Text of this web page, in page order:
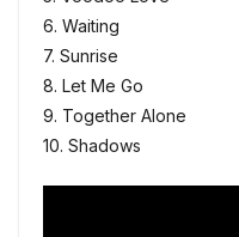
6. Waiting
7. Sunrise
8. Let Me Go
9. Together Alone
10. Shadows